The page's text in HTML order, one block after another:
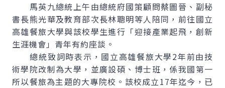
馬英九總統上午由總統府國策顧問蔡圖晉、副秘
書長熊光華及教育部次長林聰明等人陪同，前往國立
高雄餐旅大學與該校學生進行「迎接產業起飛，創新
生涯機會」青年有約座談。
總統致詞時表示，國立高雄餐旅大學2年前由技
術學院改制為大學，並廣設碩、博士班，係我國第一
所以餐旅為主題的大專院校。該校成立17年迄今，已